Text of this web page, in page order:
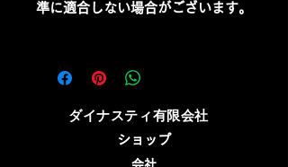
準に適合しない場合がございます。
​ダイナスティ有限会社
ショップ
会社